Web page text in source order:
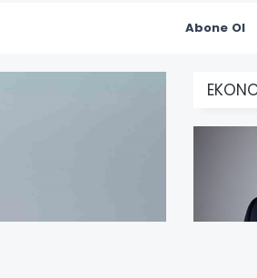
Abone Ol